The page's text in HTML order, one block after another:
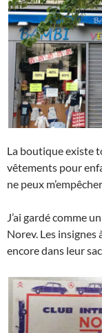
La boutique existe
vêtements pour
ne peux
J’ai gardé comme
Norev. Les
encore dans leur